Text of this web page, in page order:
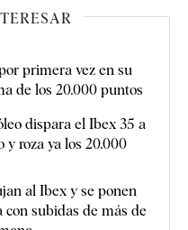
primera vez en su
de los 20.000 puntos
dispara el Ibex 35 a
roza ya los 20.000
al Ibex y se ponen
con subidas de más de